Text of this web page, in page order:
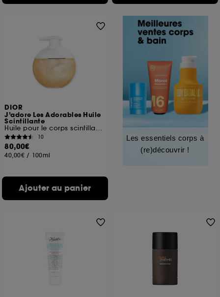
DIOR
J’adore Les Adorables Huile
Scintillante
Huile pour le corps scintillante
10
80,00€
40,00€ / 100ml
Ajouter au panier
Les essentiels corps à
(re)découvrir !